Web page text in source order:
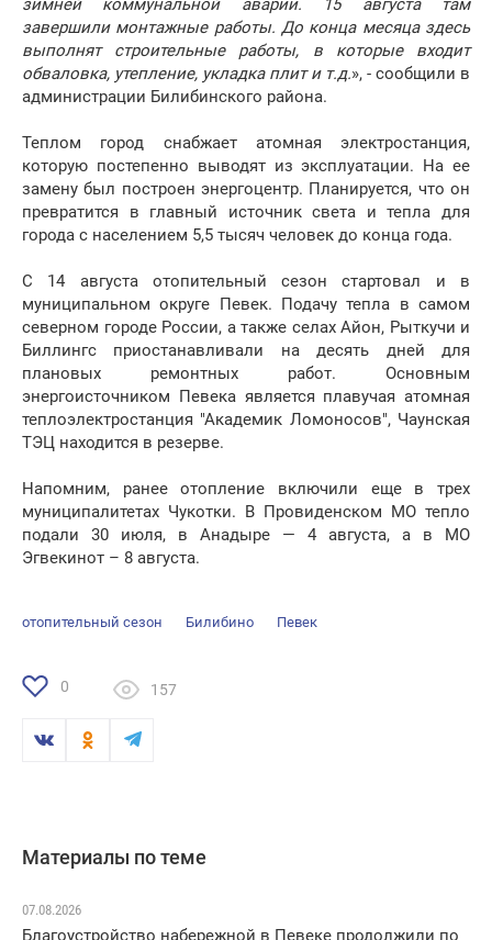
зимней коммунальной аварии. 15 августа там
завершили монтажные работы. До конца месяца здесь
выполнят строительные работы, в которые входит
обваловка, утепление, укладка плит и т.д.», - сообщили в
администрации Билибинского района.
Теплом город снабжает атомная электростанция,
которую постепенно выводят из эксплуатации. На ее
замену был построен энергоцентр. Планируется, что он
превратится в главный источник света и тепла для
города с населением 5,5 тысяч человек до конца года.
С 14 августа отопительный сезон стартовал и в
муниципальном округе Певек. Подачу тепла в самом
северном городе России, а также селах Айон, Рыткучи и
Биллингс приостанавливали на десять дней для
плановых ремонтных работ. Основным
энергоисточником Певека является плавучая атомная
теплоэлектростанция "Академик Ломоносов", Чаунская
ТЭЦ находится в резерве.
Напомним, ранее отопление включили еще в трех
муниципалитетах Чукотки. В Провиденском МО тепло
подали 30 июля, в Анадыре — 4 августа, а в МО
Эгвекинот – 8 августа.
отопительный сезон Билибино Певек
0 157
Материалы по теме
07.08.2026
Благоустройство набережной в Певеке продолжили по